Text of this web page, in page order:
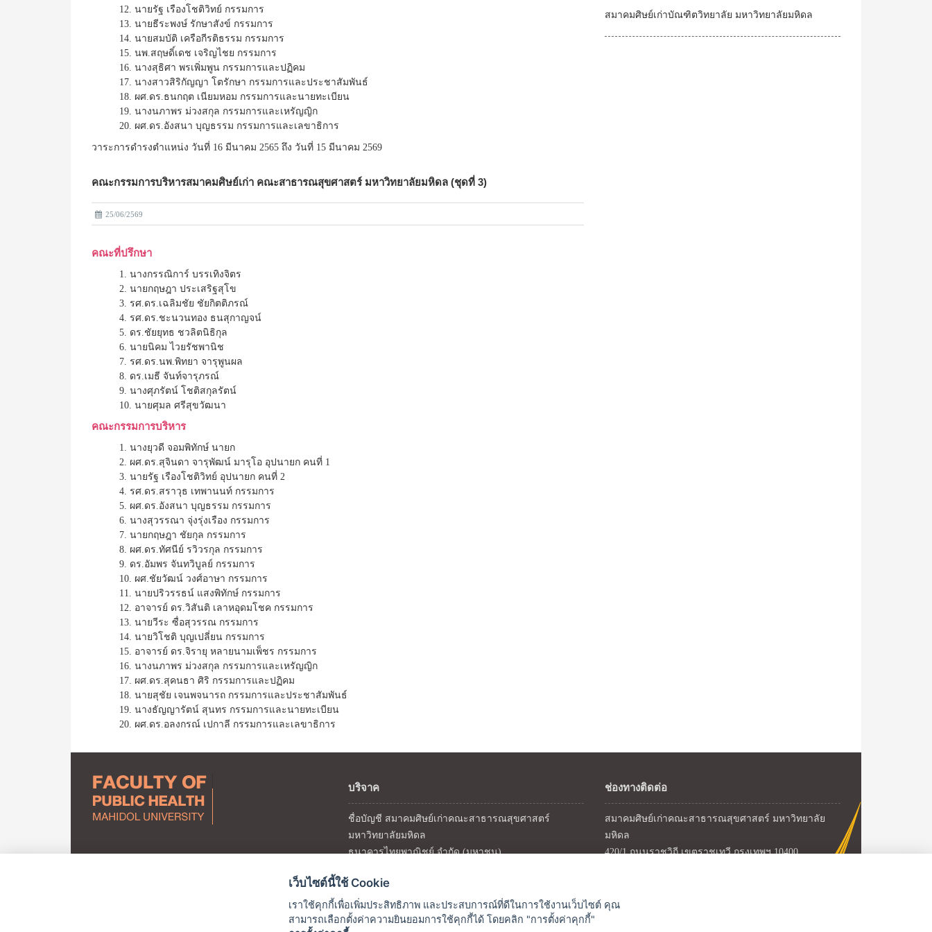
12. นายรัฐ เรืองโชติวิทย์ กรรมการ
13. นายธีระพงษ์ รักษาสังข์ กรรมการ
14. นายสมบัติ เครือกีรติธรรม กรรมการ
15. นพ.สฤษดิ์เดช เจริญไชย กรรมการ
16. นางสุธิศา พรเพิ่มพูน กรรมการและปฏิคม
17. นางสาวสิริกัญญา โตรักษา กรรมการและประชาสัมพันธ์
18. ผศ.ดร.ธนกฤต เนียมหอม กรรมการและนายทะเบียน
19. นางนภาพร ม่วงสกุล กรรมการและเหรัญญิก
20. ผศ.ดร.อังสนา บุญธรรม กรรมการและเลขาธิการ
วาระการดำรงตำแหน่ง วันที่ 16 มีนาคม 2565 ถึง วันที่ 15 มีนาคม 2569
คณะกรรมการบริหารสมาคมศิษย์เก่า คณะสาธารณสุขศาสตร์ มหาวิทยาลัยมหิดล (ชุดที่ 3)
25/06/2569
คณะที่ปรึกษา
1. นางกรรณิการ์ บรรเทิงจิตร
2. นายกฤษฎา ประเสริฐสุโข
3. รศ.ดร.เฉลิมชัย ชัยกิตติภรณ์
4. รศ.ดร.ชะนวนทอง ธนสุกาญจน์
5. ดร.ชัยยุทธ ชวลิตนิธิกุล
6. นายนิคม ไวยรัชพานิช
7. รศ.ดร.นพ.พิทยา จารุพูนผล
8. ดร.เมธี จันท์จารุภรณ์
9. นางศุภรัตน์ โชติสกุลรัตน์
10. นายศุมล ศรีสุขวัฒนา
คณะกรรมการบริหาร
1. นางยุวดี จอมพิทักษ์ นายก
2. ผศ.ดร.สุจินดา จารุพัฒน์ มารุโอ อุปนายก คนที่ 1
3. นายรัฐ เรืองโชติวิทย์ อุปนายก คนที่ 2
4. รศ.ดร.สราวุธ เทพานนท์ กรรมการ
5. ผศ.ดร.อังสนา บุญธรรม กรรมการ
6. นางสุวรรณา จุ่งรุ่งเรือง กรรมการ
7. นายกฤษฎา ชัยกุล กรรมการ
8. ผศ.ดร.ทัศนีย์ รวิวรกุล กรรมการ
9. ดร.อัมพร จันทวิบูลย์ กรรมการ
10. ผศ.ชัยวัฒน์ วงศ์อาษา กรรมการ
11. นายปริวรรธน์ แสงพิทักษ์ กรรมการ
12. อาจารย์ ดร.วิสันติ เลาหอุดมโชค กรรมการ
13. นายวีระ ซื่อสุวรรณ กรรมการ
14. นายวิโชติ บุญเปลี่ยน กรรมการ
15. อาจารย์ ดร.จิรายุ หลายนามเพ็ชร กรรมการ
16. นางนภาพร ม่วงสกุล กรรมการและเหรัญญิก
17. ผศ.ดร.สุคนธา ศิริ กรรมการและปฏิคม
18. นายสุชัย เจนพจนารถ กรรมการและประชาสัมพันธ์
19. นางธัญญารัตน์ สุนทร กรรมการและนายทะเบียน
20. ผศ.ดร.อลงกรณ์ เปกาลี กรรมการและเลขาธิการ
สมาคมศิษย์เก่าบัณฑิตวิทยาลัย มหาวิทยาลัยมหิดล
บริจาค
ชื่อบัญชี สมาคมศิษย์เก่าคณะสาธารณสุขศาสตร์
มหาวิทยาลัยมหิดล
ธนาคารไทยพาณิชย์ จำกัด (มหาชน)
เลขบัญชี 254-220452-8
บัญชีเงินฝากออมทรัพย์
ช่องทางติดต่อ
สมาคมศิษย์เก่าคณะสาธารณสุขศาสตร์ มหาวิทยาลัย
มหิดล
420/1 ถนนราชวิถี เขตราชเทวี กรุงเทพฯ 10400
อีเมล์ : alumniph@mahidol.ac.th
เว็บไซต์นี้ใช้ Cookie
เราใช้คุกกี้เพื่อเพิ่มประสิทธิภาพ และประสบการณ์ที่ดีในการใช้งานเว็บไซต์ คุณ
สามารถเลือกตั้งค่าความยินยอมการใช้คุกกี้ได้ โดยคลิก "การตั้งค่าคุกกี้"